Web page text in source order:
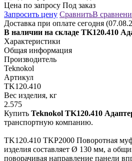
Цена по запросу Под заказ
Запросить цену СравнитьВ
Доставка при оплате сегодня
В наличии на складе TK120.410
Характеристики
Общая информация
Производитель
Teknokol
Артикул
TK120.410
Вес изделия, кг
2.575
Купить Teknokol TK120.410
транспортную компанию.
TK120.410 TKP2000 Поворотная
изделия составляет Ø 130 мм, а
поворачивая направление панели